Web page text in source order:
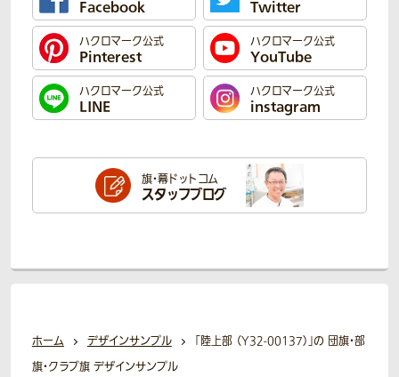
Facebook Twitter
ハクロマーク公式
Pinterest
ハクロマーク公式
YouTube
ハクロマーク公式
LINE
ハクロマーク公式
instagram
旗・幕ドットコム
スタッフブログ
ホーム デザインサンプル
「陸上部 （Y32-00137）」の 団旗・部
旗・クラブ旗 デザインサンプル